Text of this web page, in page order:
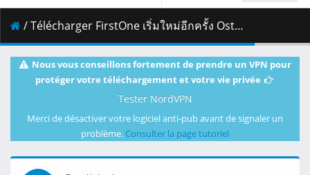
/ Télécharger FirstOne เริ่มใหม่อีกครั้ง Ost.คุณได้ไปต่อ Official MV.mp4 ( 148.84 MB )
Nous vous conseillons fortement de prendre un VPN pour
protéger votre téléchargement et votre vie privée
Tester NordVPN
Merci de désactiver votre logiciel anti-pub avant de signaler un
problème. Consulter la page tutoriel